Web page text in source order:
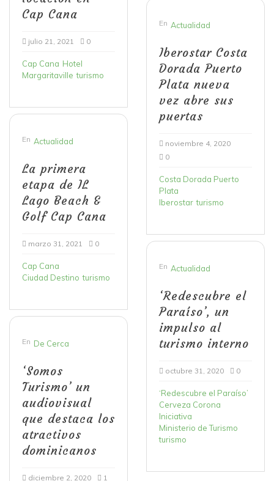
Cap Cana
julio 21, 2021 0
Cap Cana Hotel
Margaritaville turismo
En Actualidad
La primera
etapa de IL
Lago Beach &
Golf Cap Cana
marzo 31, 2021 0
Cap Cana
Ciudad Destino turismo
En De Cerca
‘Somos
Turismo’ un
audiovisual
que destaca los
atractivos
dominicanos
diciembre 2, 2020 1
En Actualidad
Iberostar Costa
Dorada Puerto
Plata nueva
vez abre sus
puertas
noviembre 4, 2020
0
Costa Dorada Puerto
Plata
Iberostar turismo
En Actualidad
‘Redescubre el
Paraíso’, un
impulso al
turismo interno
octubre 31, 2020 0
‘Redescubre el Paraíso’
Cerveza Corona
Iniciativa
Ministerio de Turismo
turismo